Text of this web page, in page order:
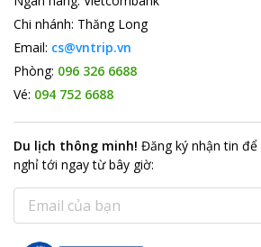
Chi nhánh: Thăng Long
Email: cs@vntrip.vn
Phòng: 096 326 6688
Vé: 094 752 6688
Du lịch thông minh! Đăng ký nhận tin
nghỉ tới ngay từ bây giờ: